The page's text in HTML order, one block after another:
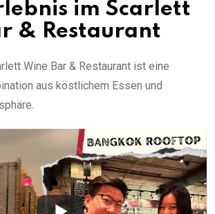
im Scarlett
& Restaurant
Wine Bar & Restaurant ist eine
aus köstlichem Essen und